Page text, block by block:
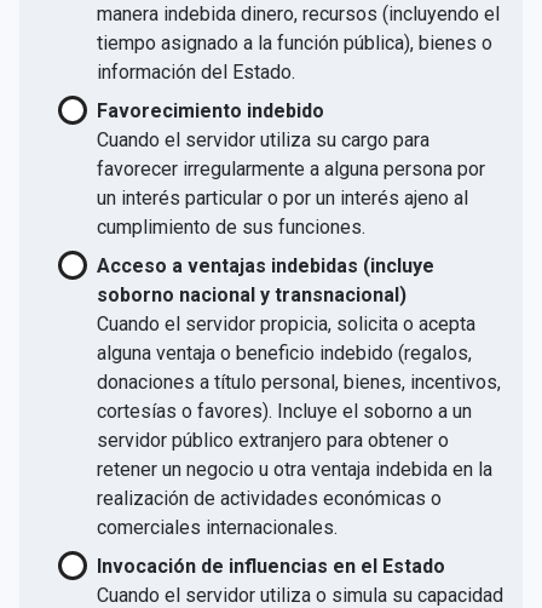
manera indebida dinero, recursos (incluyendo el
tiempo asignado a la función pública), bienes o
información del Estado.
Favorecimiento indebido
Cuando el servidor utiliza su cargo para
favorecer irregularmente a alguna persona por
un interés particular o por un interés ajeno al
cumplimiento de sus funciones.
Acceso a ventajas indebidas (incluye
soborno nacional y transnacional)
Cuando el servidor propicia, solicita o acepta
alguna ventaja o beneficio indebido (regalos,
donaciones a título personal, bienes, incentivos,
cortesías o favores). Incluye el soborno a un
servidor público extranjero para obtener o
retener un negocio u otra ventaja indebida en la
realización de actividades económicas o
comerciales internacionales.
Invocación de influencias en el Estado
Cuando el servidor utiliza o simula su capacidad